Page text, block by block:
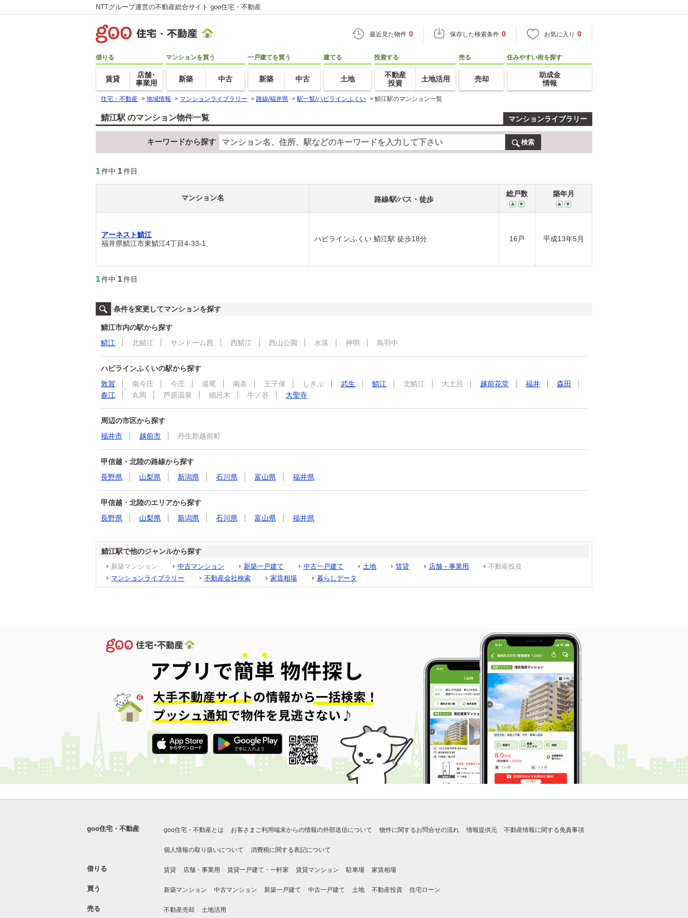
NTTグループ運営の不動産総合サイト goo住宅・不動産
最近見た物件 0 保存した検索条件 0 お気に入り 0
借りる
賃貸
店舗･
事業用
マンションを買う
新築 中古
一戸建てを買う
新築 中古
建てる
土地
投資する
不動産
投資
土地活用
売る
売却
住みやすい街を探す
助成金
情報
住宅・不動産 > 地域情報 > マンションライブラリー > 路線/福井県 > 駅一覧/ハピラインふくい > 鯖江駅のマンション一覧
鯖江駅 のマンション物件一覧 マンションライブラリー
キーワードから探す 検索
1件中 1件目
マンション名 路線⁄駅⁄バス・徒歩
総戸数 築年月
アーネスト鯖江
福井県鯖江市東鯖江4丁目4-33-1
ハピラインふくい 鯖江駅 徒歩18分 16戸 平成13年5月
1件中 1件目
条件を変更してマンションを探す
鯖江市内の駅から探す
鯖江
北鯖江 サンドーム西 西鯖江 西山公園 水落 神明 鳥羽中
ハピラインふくいの駅から探す
敦賀
南今庄 今庄 湯尾 南条 王子保 しきぶ 武生 鯖江 北鯖江 大土呂 越前花堂 福井
森田
春江
丸岡 芦原温泉 細呂木 牛ノ谷 大聖寺
周辺の市区から探す
福井市
越前市 丹生郡越前町
甲信越・北陸の路線から探す
長野県
山梨県 新潟県 石川県 富山県 福井県
甲信越・北陸のエリアから探す
長野県
山梨県 新潟県 石川県 富山県 福井県
鯖江駅で他のジャンルから探す
新築マンション 中古マンション 新築一戸建て 中古一戸建て 土地 賃貸 店舗・事業用
不動産投資
マンションライブラリー
不動産会社検索 家賃相場 暮らしデータ
goo住宅・不動産 goo住宅・不動産とは お客さまご利用端末からの情報の外部送信について 物件に関するお問合せの流れ 情報提供元 不動産情報に関する免責事項
個人情報の取り扱いについて 消費税に関する表記について
借りる 賃貸 店舗・事業用 賃貸一戸建て・一軒家 賃貸マンション 駐車場 家賃相場
買う 新築マンション 中古マンション 新築一戸建て 中古一戸建て 土地 不動産投資 住宅ローン
売る 不動産売却 土地活用